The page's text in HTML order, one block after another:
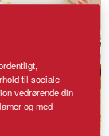
til sociale
vedrørende din
og med